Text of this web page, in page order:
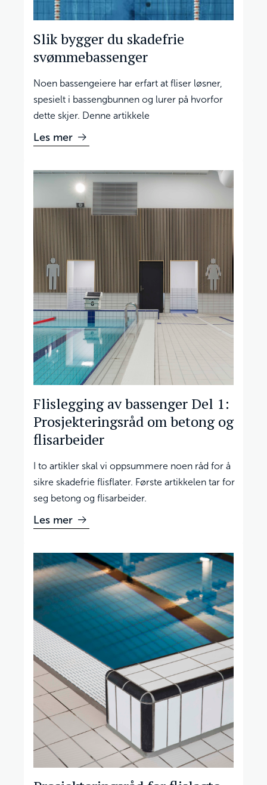
Slik bygger du skadefrie
svømmebassenger
Noen bassengeiere har erfart at fliser løsner,
spesielt i bassengbunnen og lurer på hvorfor
dette skjer. Denne artikkele
Les mer
Flislegging av bassenger Del 1:
Prosjekteringsråd om betong og
flisarbeider
I to artikler skal vi oppsummere noen råd for å
sikre skadefrie flisflater. Første artikkelen tar for
seg betong og flisarbeider.
Les mer